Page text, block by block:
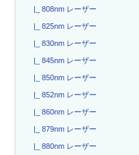
|_ 808nm レーザー
|_ 825nm レーザー
|_ 830nm レーザー
|_ 845nm レーザー
|_ 850nm レーザー
|_ 852nm レーザー
|_ 860nm レーザー
|_ 879nm レーザー
|_ 880nm レーザー